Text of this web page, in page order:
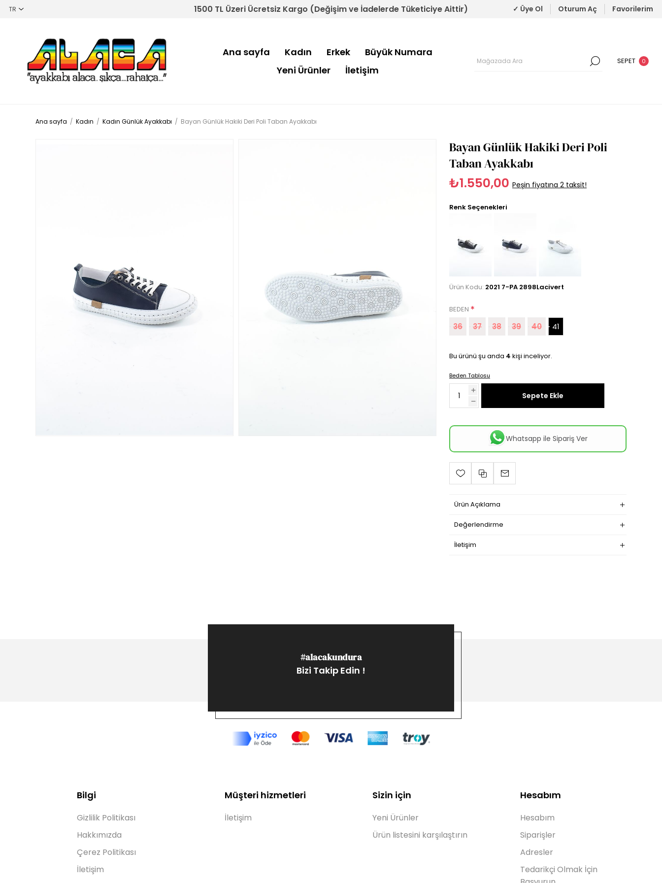
1500 TL Üzeri Ücretsiz Kargo (Değişim ve İadelerde Tüketiciye Aittir) ✓ Üye Ol Oturum Aç Favorilerim
Ana sayfa Kadın Erkek
Büyük Numara
Yeni Ürünler
İletişim
SEPET 0
Ana sayfa / Kadın / Kadın Günlük Ayakkabı / Bayan Günlük Hakiki Deri Poli Taban Ayakkabı
Bayan Günlük Hakiki Deri Poli
Taban Ayakkabı
₺1.550,00 Peşin fiyatına 2 taksit!
Renk Seçenekleri
Ürün Kodu: 2021 7-PA 2898Lacivert
BEDEN *
36 37 38 39 40 41
Bu ürünü şu anda 4 kişi inceliyor.
Beden Tablosu
Sepete Ekle
Whatsapp ile Sipariş Ver
Ürün Açıklama
Değerlendirme
İletişim
#alacakundura
Bizi Takip Edin !
Bilgi
Gizlilik Politikası
Hakkımızda
Çerez Politikası
İletişim
Müşteri hizmetleri
İletişim
Sizin için
Yeni Ürünler
Ürün listesini karşılaştırın
Hesabım
Hesabım
Siparişler
Adresler
Tedarikçi Olmak İçin